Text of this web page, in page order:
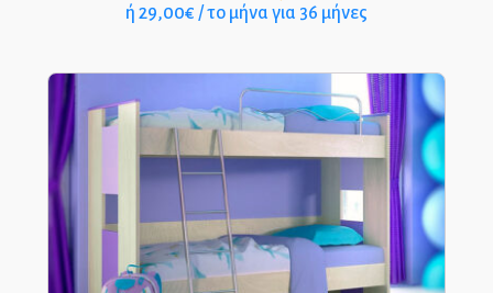
ή 29,00€ / το μήνα για 36 μήνες